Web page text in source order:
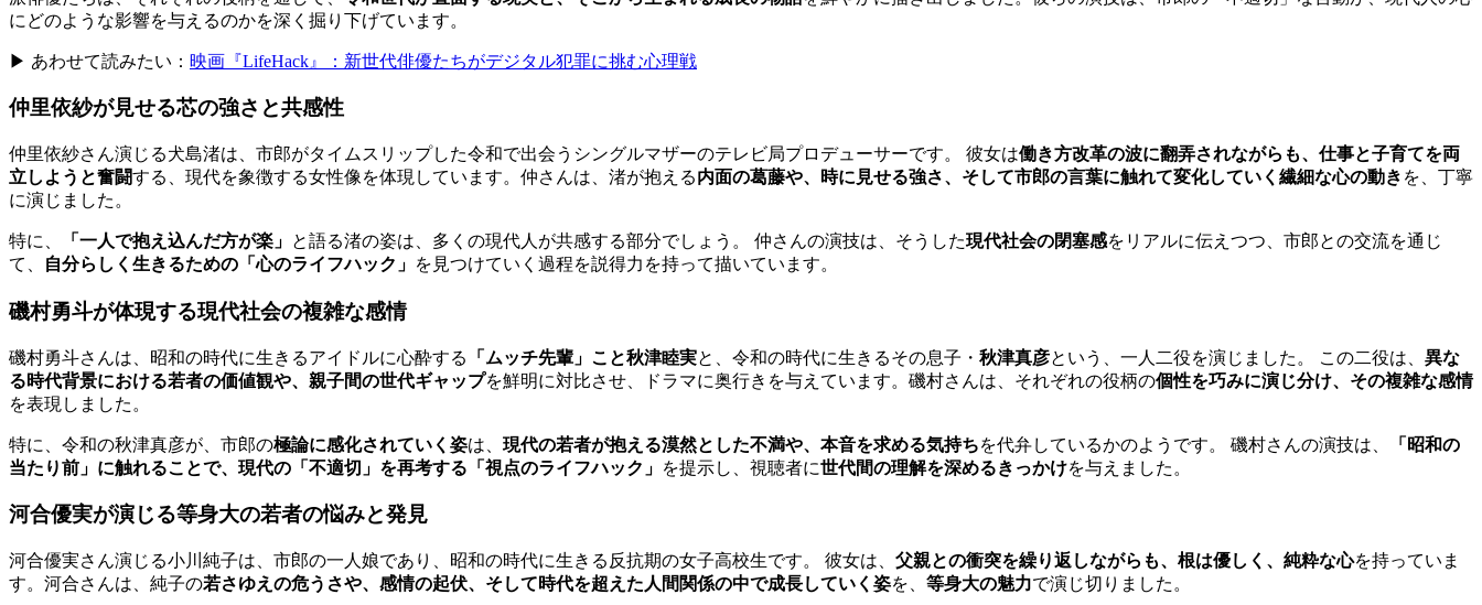
にどのような影響を与えるのかを深く掘り下げています。
▶ あわせて読みたい： 映画『LifeHack』：新世代俳優たちがデジタル犯罪に挑む心理戦
仲里依紗が見せる芯の強さと共感性
仲里依紗さん演じる犬島渚は、市郎がタイムスリップした令和で出会うシングルマザーのテレビ局プロデューサーです。 彼女は働き方改革の波に翻弄されながらも、仕事と子育てを両
立しようと奮闘する、現代を象徴する女性像を体現しています。仲さんは、渚が抱える内面の葛藤や、時に見せる強さ、そして市郎の言葉に触れて変化していく繊細な心の動き を、丁寧
に演じました。
特に、 「一人で抱え込んだ方が楽」 と語る渚の姿は、多くの現代人が共感する部分でしょう。 仲さんの演技は、そうした現代社会の閉塞感をリアルに伝えつつ、市郎との交流を通じ
て、
自分らしく生きるための「心のライフハック」 を見つけていく過程を説得力を持って描いています。
磯村勇斗が体現する現代社会の複雑な感情
磯村勇斗さんは、昭和の時代に生きるアイドルに心酔する 「ムッチ先輩」こと秋津睦実と、令和の時代に生きるその息子・ 秋津真彦という、一人二役を演じました。 この二役は、 異な
る時代背景における若者の価値観や、親子間の世代ギャップを鮮明に対比させ、ドラマに奥行きを与えています。磯村さんは、それぞれの役柄の個性を巧みに演じ分け、その複雑な感情
を表現しました。
特に、令和の秋津真彦が、市郎の極論に感化されていく姿は、 現代の若者が抱える漠然とした不満や、本音を求める気持ちを代弁しているかのようです。 磯村さんの演技は、
「昭和の
当たり前」に触れることで、現代の「不適切」を再考する「視点のライフハック」 を提示し、視聴者に世代間の理解を深めるきっかけを与えました。
河合優実が演じる等身大の若者の悩みと発見
河合優実さん演じる小川純子は、市郎の一人娘であり、昭和の時代に生きる反抗期の女子高校生です。 彼女は、 父親との衝突を繰り返しながらも、根は優しく、純粋な心を持っていま
す。河合さんは、純子の若さゆえの危うさや、感情の起伏、そして時代を超えた人間関係の中で成長していく姿を、 等身大の魅力で演じ切りました。